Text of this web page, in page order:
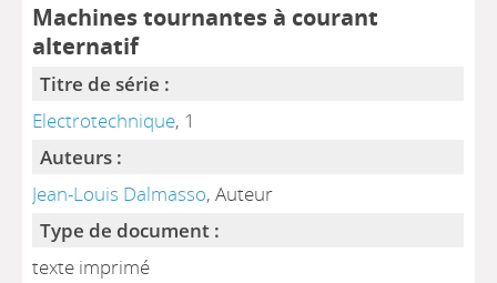
Machines tournantes à courant
alternatif
Titre de série :
Electrotechnique, 1
Auteurs :
Jean-Louis Dalmasso, Auteur
Type de document :
texte imprimé